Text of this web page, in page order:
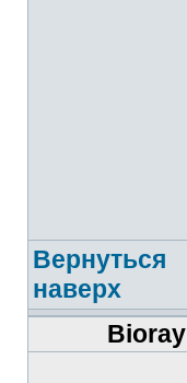
Вернуться
наверх
Bioray